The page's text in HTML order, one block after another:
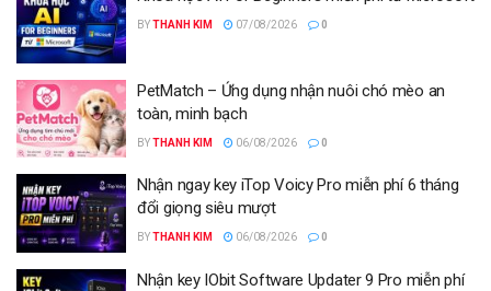
BYTHANH KIM 07/08/2026 0
PetMatch – Ứng dụng nhận nuôi chó mèo an
toàn, minh bạch
BYTHANH KIM 06/08/2026 0
Nhận ngay key iTop Voicy Pro miễn phí 6 tháng
đổi giọng siêu mượt
BYTHANH KIM 06/08/2026 0
Nhận key IObit Software Updater 9 Pro miễn phí